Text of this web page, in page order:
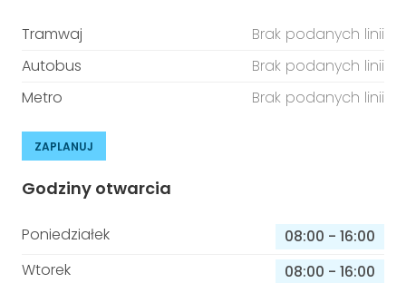
Tramwaj
Brak podanych linii
Autobus
Brak podanych linii
Metro
Brak podanych linii
ZAPLANUJ
Godziny otwarcia
Poniedziałek 08:00 - 16:00
Wtorek
08:00 - 16:00